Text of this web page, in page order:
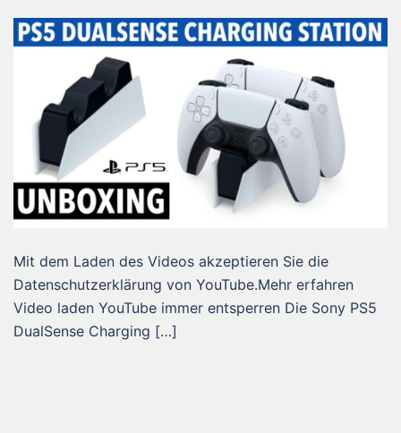
Mit dem Laden des Videos akzeptieren Sie die
Datenschutzerklärung von YouTube.Mehr erfahren
Video laden YouTube immer entsperren Die Sony PS5
DualSense Charging […]